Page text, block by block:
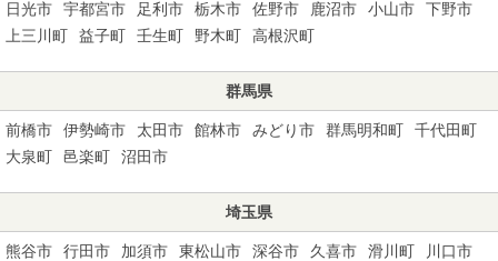
日光市 宇都宮市 足利市 栃木市 佐野市 鹿沼市 小山市
下野市
上三川町
益子町 壬生町 野木町 高根沢町
群馬県
前橋市 伊勢崎市 太田市 館林市 みどり市 群馬明和町
千代田町
大泉町
邑楽町 沼田市
埼玉県
熊谷市 行田市 加須市 東松山市 深谷市 久喜市 滑川町
川口市